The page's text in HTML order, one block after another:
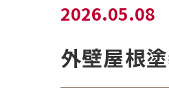
2026.05.08
外壁屋根